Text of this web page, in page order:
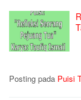
Posting pada Puisi